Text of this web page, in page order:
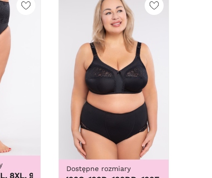
9XL, 3XL, 4XL, 5XL, 6XL, 7XL, 8XL, 9XL
Dostępne rozmiary